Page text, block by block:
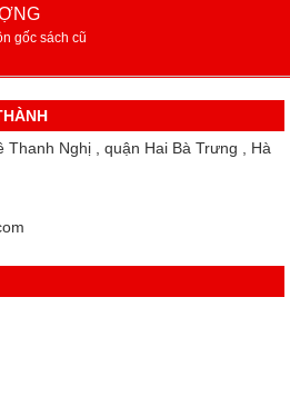
gốc sách cũ
Nghị , quận Hai Bà Trưng , Hà